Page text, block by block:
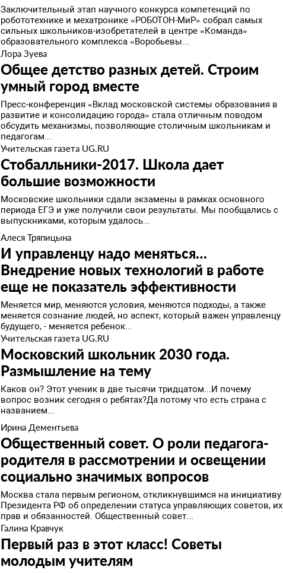
Заключительный этап научного конкурса компетенций по
робототехнике и мехатронике «РОБОТОН-МиР» собрал самых
сильных школьников-изобретателей в центре «Команда»
образовательного комплекса «Воробьевы...
Лора Зуева
Общее детство разных детей. Строим
умный город вместе
Пресс-конференция «Вклад московской системы образования в
развитие и консолидацию города» стала отличным поводом
обсудить механизмы, позволяющие столичным школьникам и
педагогам...
Учительская газета UG.RU
Стобалльники-2017. Школа дает
большие возможности
Московские школьники сдали экзамены в рамках основного
периода ЕГЭ и уже получили свои результаты. Мы пообщались с
выпускниками, которым удалось...
Алеся Тряпицына
И управленцу надо меняться…
Внедрение новых технологий в работе
еще не показатель эффективности
Меняется мир, меняются условия, меняются подходы, а также
меняется сознание людей, но аспект, который важен управленцу
будущего, - меняется ребенок...
Учительская газета UG.RU
Московский школьник 2030 года.
Размышление на тему
Каков он? Этот ученик в две тысячи тридцатом...И почему
вопрос возник сегодня о ребятах?Да потому что есть страна с
названием...
Ирина Дементьева
Общественный совет. О роли педагога-
родителя в рассмотрении и освещении
социально значимых вопросов
Москва стала первым регионом, откликнувшимся на инициативу
Президента РФ об определении статуса управляющих советов, их
прав и обязанностей. Общественный совет...
Галина Кравчук
Первый раз в этот класс! Советы
молодым учителям